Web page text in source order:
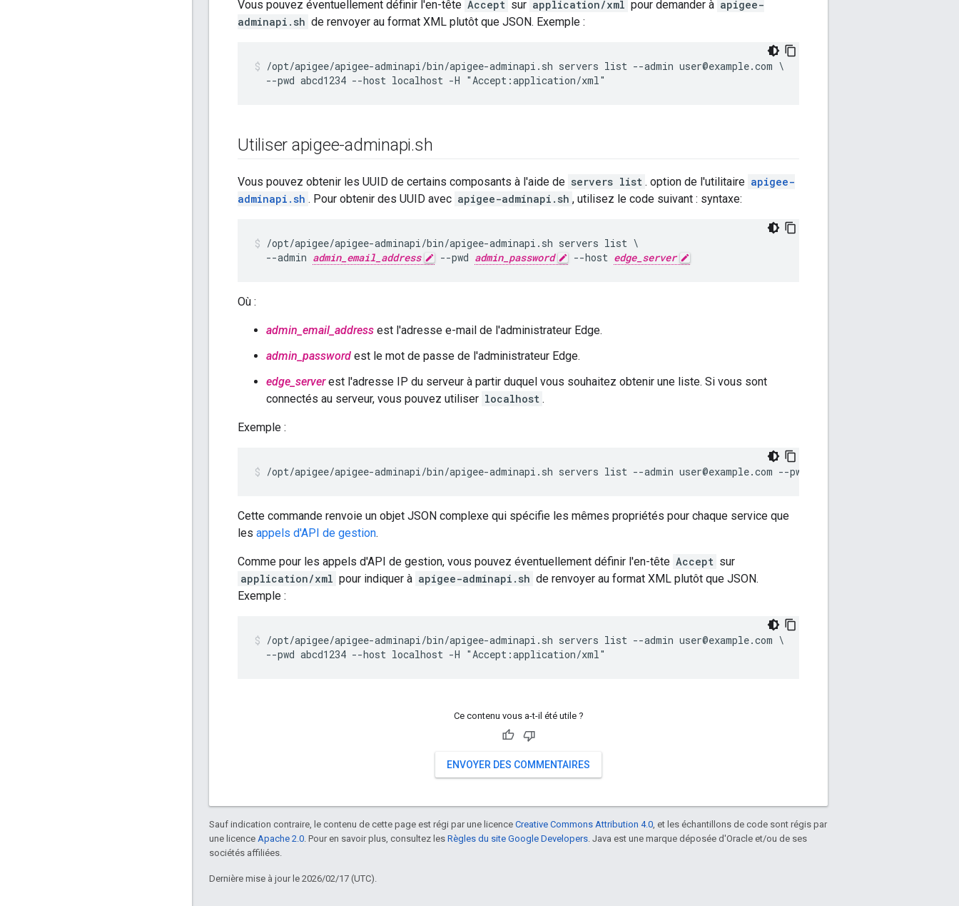
Vous pouvez éventuellement définir l'en-tête Accept sur application/xml pour demander à apigee-
adminapi.sh de renvoyer au format XML plutôt que JSON. Exemple :
/opt/apigee/apigee-adminapi/bin/apigee-adminapi.sh servers list --admin user@example.com \
  --pwd abcd1234 --host localhost -H "Accept:application/xml"
Utiliser apigee-adminapi.sh
Vous pouvez obtenir les UUID de certains composants à l'aide de servers list . option de l'utilitaire apigee-
adminapi.sh . Pour obtenir des UUID avec apigee-adminapi.sh , utilisez le code suivant : syntaxe:
/opt/apigee/apigee-adminapi/bin/apigee-adminapi.sh servers list \
  --admin
admin_email_address --pwd admin_password --host edge_server
Où :
admin_email_address est l'adresse e-mail de l'administrateur Edge.
admin_password est le mot de passe de l'administrateur Edge.
edge_serverest l'adresse IP du serveur à partir duquel vous souhaitez obtenir une liste. Si vous sont
connectés au serveur, vous pouvez utiliser localhost .
Exemple :
/opt/apigee/apigee-adminapi/bin/apigee-adminapi.sh servers list --admin user@example.com --pwd abcd1234 --host localhost
Cette commande renvoie un objet JSON complexe qui spécifie les mêmes propriétés pour chaque service que
les appels d'API de gestion.
Comme pour les appels d'API de gestion, vous pouvez éventuellement définir l'en-tête Accept sur
application/xml pour indiquer à apigee-adminapi.sh de renvoyer au format XML plutôt que JSON.
Exemple :
/opt/apigee/apigee-adminapi/bin/apigee-adminapi.sh servers list --admin user@example.com \
  --pwd abcd1234 --host localhost -H "Accept:application/xml"
Ce contenu vous a-t-il été utile ?
ENVOYER DES COMMENTAIRES
Sauf indication contraire, le contenu de cette page est régi par une licence Creative Commons Attribution 4.0, et les échantillons de code sont régis par
une licence Apache 2.0. Pour en savoir plus, consultez les Règles du site Google Developers. Java est une marque déposée d'Oracle et/ou de ses
sociétés affiliées.
Dernière mise à jour le 2026/02/17 (UTC).